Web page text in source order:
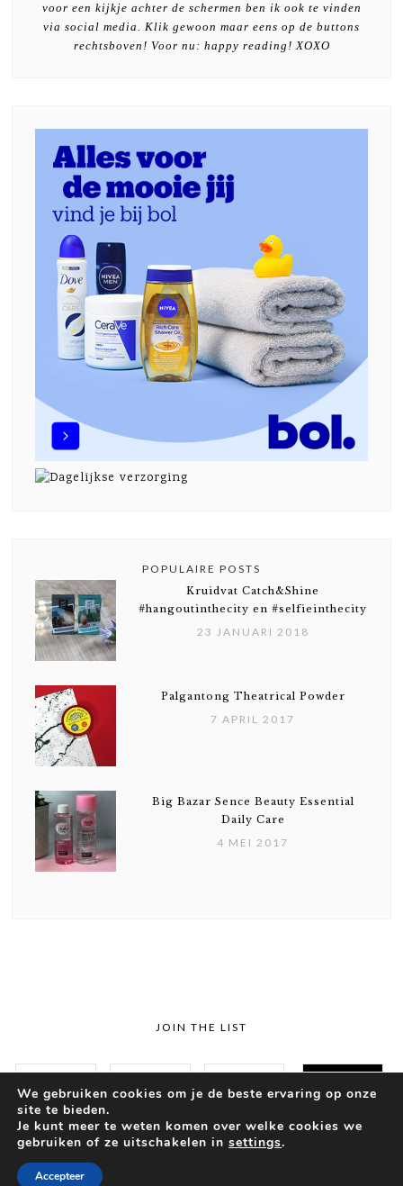
voor een kijkje achter de schermen ben ik ook te vinden
via social media. Klik gewoon maar eens op de buttons
rechtsboven! Voor nu: happy reading! XOXO
POPULAIRE POSTS
Kruidvat Catch&Shine
#hangoutinthecity en #selfieinthecity
23 JANUARI 2018
Palgantong Theatrical Powder
7 APRIL 2017
Big Bazar Sence Beauty Essential
Daily Care
4 MEI 2017
JOIN THE LIST
© 2018 SUSZIE
We gebruiken cookies om je de beste ervaring op onze
site te bieden.
Je kunt meer te weten komen over welke cookies we
gebruiken of ze uitschakelen in settings.
Accepteer